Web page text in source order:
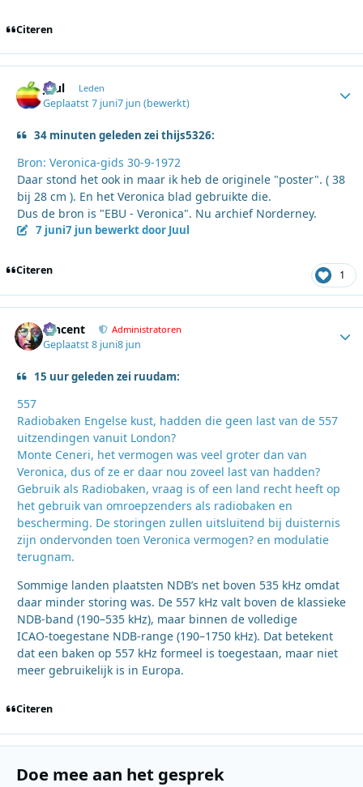
Citeren
Juul Leden
Geplaatst7 juni7 jun (bewerkt)
34 minuten geleden zei thijs5326:
Bron: Veronica-gids 30-9-1972
Daar stond het ook in maar ik heb de originele "poster". ( 38
bij 28 cm ). En het Veronica blad gebruikte die.
Dus de bron is "EBU - Veronica". Nu archief Norderney.
7 juni7 jun bewerkt door Juul
Citeren 1
Vincent Administratoren
Geplaatst8 juni8 jun
15 uur geleden zei ruudam:
557
Radiobaken Engelse kust, hadden die geen last van de 557
uitzendingen vanuit London?
Monte Ceneri, het vermogen was veel groter dan van
Veronica, dus of ze er daar nou zoveel last van hadden?
Gebruik als Radiobaken, vraag is of een land recht heeft op
het gebruik van omroepzenders als radiobaken en
bescherming. De storingen zullen uitsluitend bij duisternis
zijn ondervonden toen Veronica vermogen? en modulatie
terugnam.
Sommige landen plaatsten NDB’s net boven 535 kHz omdat
daar minder storing was. De 557 kHz valt boven de klassieke
NDB‑band (190–535 kHz), maar binnen de volledige
ICAO‑toegestane NDB‑range (190–1750 kHz). Dat betekent
dat een baken op 557 kHz formeel is toegestaan, maar niet
meer gebruikelijk is in Europa.
Citeren
Doe mee aan het gesprek